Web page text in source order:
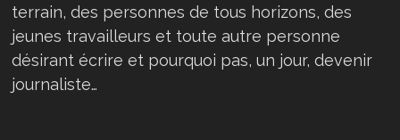
terrain, des personnes de tous horizons, des
jeunes travailleurs et toute autre personne
désirant écrire et pourquoi pas, un jour, devenir
journaliste…